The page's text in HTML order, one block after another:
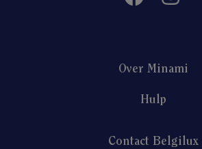
Over Minami
Hulp
Contact Belgilux